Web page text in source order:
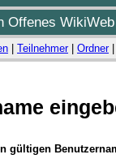
Offenes
Teilnehmer| Ordner|
gültigen